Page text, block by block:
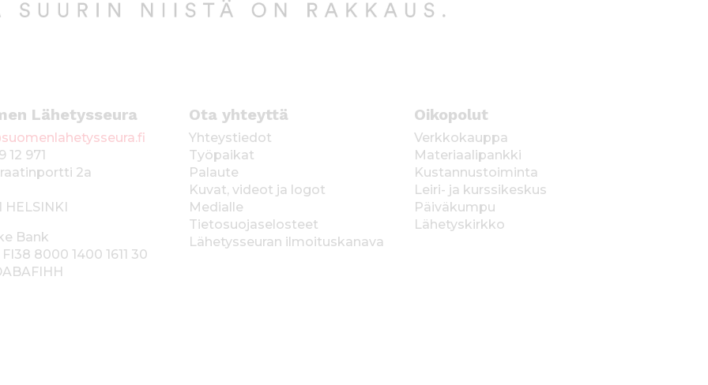
Lähetysseura
12 971
2a
HELSINKI
Bank
FI38 8000 1400 1611 30
Ota yhteyttä
Yhteystiedot
Työpaikat
Palaute
Kuvat, videot ja logot
Medialle
Tietosuojaselosteet
Lähetysseuran ilmoituskanava
Oikopolut
Verkkokauppa
Materiaalipankki
Kustannustoiminta
Leiri- ja kurssikeskus
Päiväkumpu
Lähetyskirkko